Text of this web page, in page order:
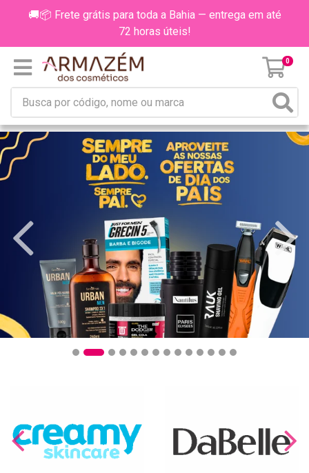
🚚📦 Frete grátis para toda a Bahia — entrega em até
72 horas úteis!
0